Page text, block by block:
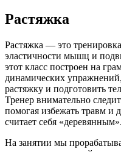
Растяжка
Растяжка — это
эластичности мышц и
этот класс построен на
динамических упражнений,
растяжку и подготовить
Тренер внимательно
помогая избежать травм и
считает себя «деревянным».
На занятии мы